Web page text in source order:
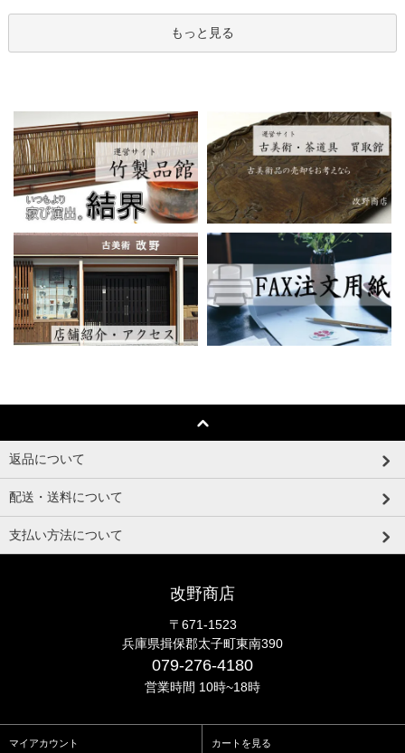
もっと見る
返品について
配送・送料について
支払い方法について
改野商店
〒671-1523
兵庫県揖保郡太子町東南390
079-276-4180
営業時間 10時~18時
マイアカウント カートを見る